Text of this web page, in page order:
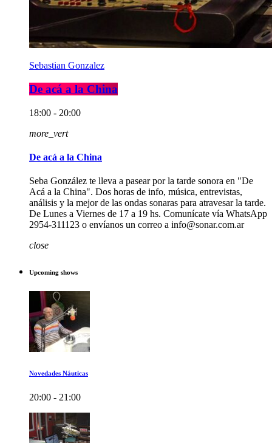
Sebastian Gonzalez
De acá a la China
18:00 - 20:00
more_vert
De acá a la China
Seba González te lleva a pasear por la tarde sonora en "De
Acá a la China". Dos horas de info, música, entrevistas,
análisis y la mejor de las ondas sonaras para atravesar la tarde.
De Lunes a Viernes de 17 a 19 hs. Comunícate vía WhatsApp
2954-311123 o envíanos un correo a info@sonar.com.ar
close
Upcoming shows
Novedades Náuticas
20:00 - 21:00